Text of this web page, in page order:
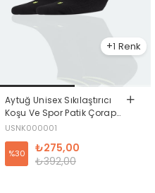
1
Aytuğ Unisex Sıkılaştırıcı
Koşu Ve Spor Patik Çorap
Siyah
USNK000001
₺275,00
%30
₺392,00